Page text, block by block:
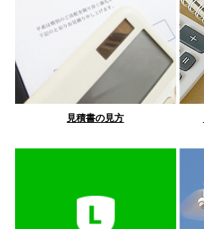
見積書の見方